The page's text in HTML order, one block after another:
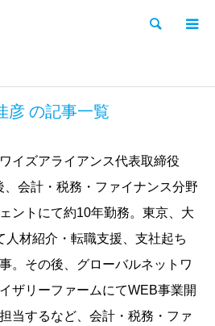
検索
彦 の記事一覧
イズアライアンス代表取締役
会計・税務・ファイナンス分野
ントにて約10年勤務。東京、大
人材紹介・転職支援、支社起ち
。その後、グローバルネットワ
ザリーファームにてWEB事業開
当するなど、会計・税務・ファ